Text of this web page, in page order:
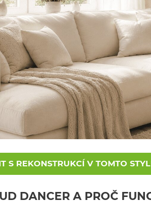
S REKONSTRUKCÍ V TOMTO
DANCER A PROČ